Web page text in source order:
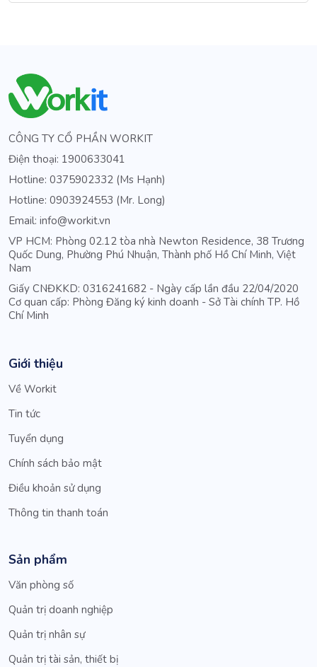
CÔNG TY CỔ PHẦN WORKIT
Điện thoại: 1900633041
Hotline: 0375902332 (Ms Hạnh)
Hotline: 0903924553 (Mr. Long)
Email: info@workit.vn
VP HCM: Phòng 02.12 tòa nhà Newton Residence, 38 Trương
Quốc Dung, Phường Phú Nhuận, Thành phố Hồ Chí Minh, Việt
Nam
Giấy CNĐKKD: 0316241682 - Ngày cấp lần đầu 22/04/2020
Cơ quan cấp: Phòng Đăng ký kinh doanh - Sở Tài chính TP. Hồ
Chí Minh
Giới thiệu
Về Workit
Tin tức
Tuyển dụng
Chính sách bảo mật
Điều khoản sử dụng
Thông tin thanh toán
Sản phẩm
Văn phòng số
Quản trị doanh nghiệp
Quản trị nhân sự
Quản trị tài sản, thiết bị